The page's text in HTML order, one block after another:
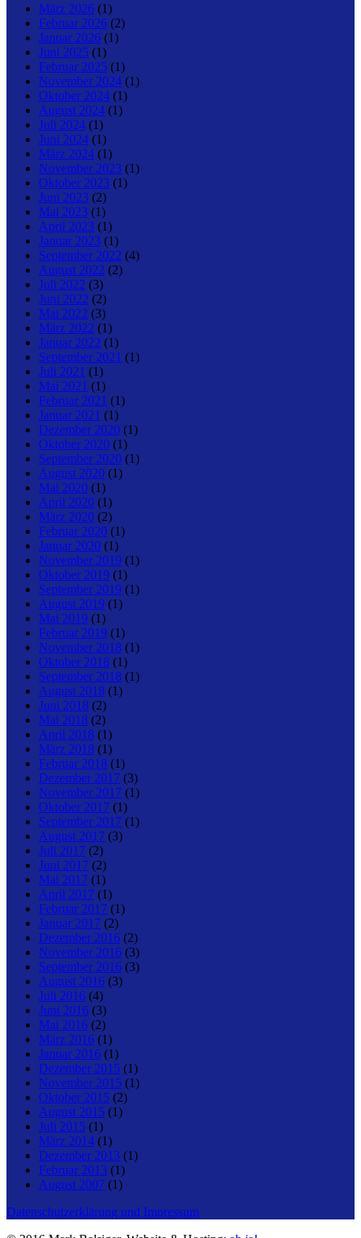
März 2026 (1)
Februar 2026 (2)
Januar 2026 (1)
Juni 2025 (1)
Februar 2025 (1)
November 2024 (1)
Oktober 2024 (1)
August 2024 (1)
Juli 2024 (1)
Juni 2024 (1)
März 2024 (1)
November 2023 (1)
Oktober 2023 (1)
Juni 2023 (2)
Mai 2023 (1)
April 2023 (1)
Januar 2023 (1)
September 2022 (4)
August 2022 (2)
Juli 2022 (3)
Juni 2022 (2)
Mai 2022 (3)
März 2022 (1)
Januar 2022 (1)
September 2021 (1)
Juli 2021 (1)
Mai 2021 (1)
Februar 2021 (1)
Januar 2021 (1)
Dezember 2020 (1)
Oktober 2020 (1)
September 2020 (1)
August 2020 (1)
Mai 2020 (1)
April 2020 (1)
März 2020 (2)
Februar 2020 (1)
Januar 2020 (1)
November 2019 (1)
Oktober 2019 (1)
September 2019 (1)
August 2019 (1)
Mai 2019 (1)
Februar 2019 (1)
November 2018 (1)
Oktober 2018 (1)
September 2018 (1)
August 2018 (1)
Juni 2018 (2)
Mai 2018 (2)
April 2018 (1)
März 2018 (1)
Februar 2018 (1)
Dezember 2017 (3)
November 2017 (1)
Oktober 2017 (1)
September 2017 (1)
August 2017 (3)
Juli 2017 (2)
Juni 2017 (2)
Mai 2017 (1)
April 2017 (1)
Februar 2017 (1)
Januar 2017 (2)
Dezember 2016 (2)
November 2016 (3)
September 2016 (3)
August 2016 (3)
Juli 2016 (4)
Juni 2016 (3)
Mai 2016 (2)
März 2016 (1)
Januar 2016 (1)
Dezember 2015 (1)
November 2015 (1)
Oktober 2015 (2)
August 2015 (1)
Juli 2015 (1)
März 2014 (1)
Dezember 2013 (1)
Februar 2013 (1)
August 2007 (1)
Datenschutzerklärung und Impressum